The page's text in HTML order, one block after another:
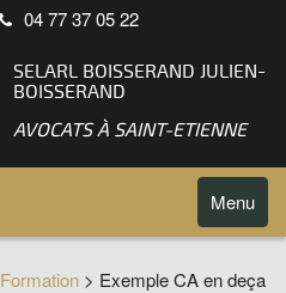
04 77 37 05 22
SELARL BOISSERAND JULIEN-
BOISSERAND
AVOCATS À SAINT-ETIENNE
Toggle
Menu
Formation > Exemple CA en deça